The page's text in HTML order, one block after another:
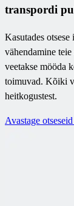
transpordi
Kasutades
vähendamine
veetakse mööda
toimuvad. Kõiki
heitkogustest.
Avastage